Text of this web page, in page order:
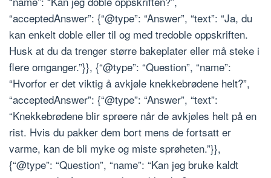
“acceptedAnswer”: {“@type”: “Answer”, “text”: “Ja, du
kan enkelt doble eller til og med tredoble oppskriften.
Husk at du da trenger større bakeplater eller må steke i
flere omganger.”}}, {“@type”: “Question”, “name”:
“Hvorfor er det viktig å avkjøle knekkebrødene helt?”,
“acceptedAnswer”: {“@type”: “Answer”, “text”:
“Knekkebrødene blir sprøere når de avkjøles helt på en
rist. Hvis du pakker dem bort mens de fortsatt er
varme, kan de bli myke og miste sprøheten.”}},
{“@type”: “Question”, “name”: “Kan jeg bruke kaldt